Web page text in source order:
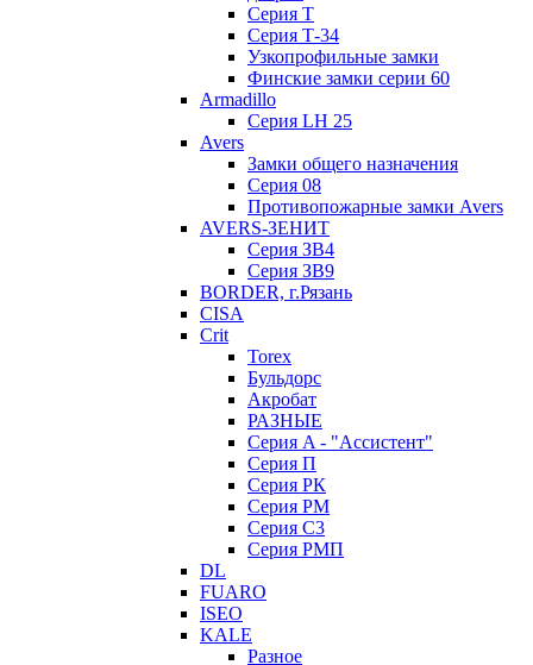
Серия Т
Серия Т-34
Узкопрофильные замки
Финские замки серии 60
Armadillo
Серия LH 25
Avers
Замки общего назначения
Серия 08
Противопожарные замки Avers
AVERS-ЗЕНИТ
Серия ЗВ4
Серия ЗВ9
BORDER, г.Рязань
CISA
Crit
Torex
Бульдорс
Акробат
РАЗНЫЕ
Серия A - "Ассистент"
Серия П
Серия РК
Серия РМ
Серия С3
Серия РМП
DL
FUARO
ISEO
KALE
Разное